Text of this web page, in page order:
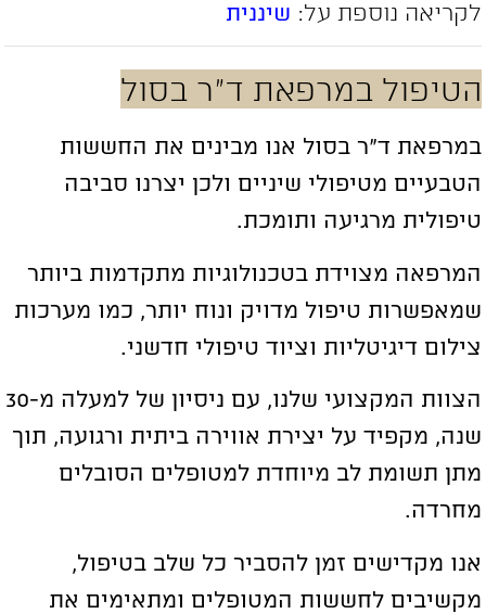
נוספת על: שיננית
במרפאת ד”ר בסול
ד”ר בסול אנו מבינים את החששות
מטיפולי שיניים ולכן יצרנו סביבה
מרגיעה ותומכת.
מצוידת בטכנולוגיות מתקדמות ביותר
טיפול מדויק ונוח יותר, כמו מערכות
דיגיטליות וציוד טיפולי חדשני.
הצוות המקצועי שלנו, עם ניסיון של למעלה מ-30
מקפיד על יצירת אווירה ביתית ורגועה, תוך
תשומת לב מיוחדת למטופלים הסובלים
מקדישים זמן להסביר כל שלב בטיפול,
לחששות המטופלים ומתאימים את